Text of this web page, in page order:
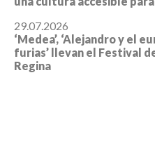
29.07.2026
‘Medea’, ‘Alejandro y el
furias’ llevan el Festival
Regina